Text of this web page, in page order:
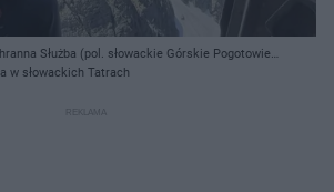
Służba (pol. słowackie Górskie Pogotowie
w słowackich Tatrach